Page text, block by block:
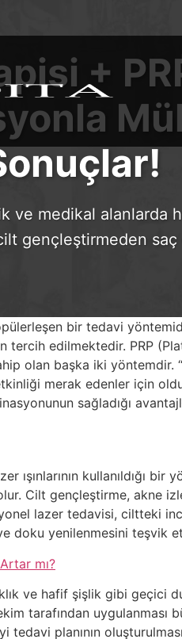
+
ve medikal alanlarda
gençleştirmeden
bir tedavi
edilmektedir. PRP
olan başka iki
merak edenler için
sağladığı
kullanıldığı bir
Cilt gençleştirme,
lazer tedavisi, ciltteki
doku yenilenmesini teşvik
mı?
ve hafif şişlik gibi geçici
tarafından uygulanması
planının